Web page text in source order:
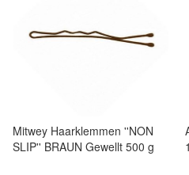
Mitwey Haarklemmen ''NON
SLIP'' BRAUN Gewellt 500 g